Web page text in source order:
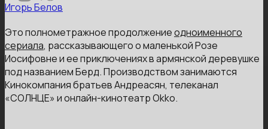
Игорь Белов
Это полнометражное продолжениеодноименного
сериала, рассказывающего о маленькой Розе
Иосифовне и ее приключениях в армянской деревушке
под названием Берд. Производством занимаются
Кинокомпания братьев Андреасян, телеканал
«СОЛНЦЕ» и онлайн-кинотеатр Okko.